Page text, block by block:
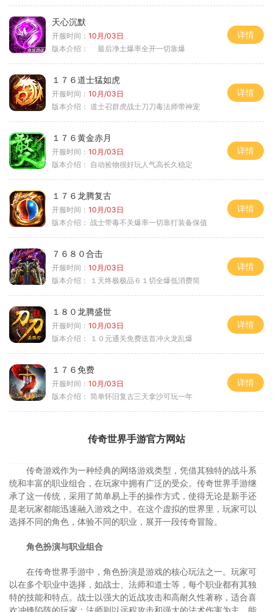
天心沉默
开服时间： 10月/03日
版本介绍：
最后净土爆率全开一切靠爆
详情
１７６道士猛如虎
开服时间： 10月/03日
版本介绍： 道士召群虎战士刀刀毒法师带神宠
详情
１７６黄金赤月
开服时间： 10月/03日
版本介绍： 自动捡物很好玩人气高长久稳定
详情
１７６龙腾复古
开服时间： 10月/03日
版本介绍： 战士带毒不关爆率一切靠打装备保值
详情
７６８０合击
开服时间： 10月/03日
版本介绍：
１天终极极品６１切全爆低消费简
详情
１８０龙腾盛世
开服时间： 10月/03日
版本介绍：
１０元通关免费送首冲火龙乱爆
详情
１７６免费
开服时间： 10月/03日
版本介绍： 简单怀旧复古三天拿沙可玩一年
详情
传奇世界手游官方网站
传奇游戏作为一种经典的网络游戏类型，凭借其独特的战斗系
统和丰富的职业组合，在玩家中拥有广泛的受众。传奇世界手游继
承了这一传统，采用了简单易上手的操作方式，使得无论是新手还
是老玩家都能迅速融入游戏之中。在这个虚拟的世界里，玩家可以
选择不同的角色，体验不同的职业，展开一段传奇冒险。
角色扮演与职业组合
在传奇世界手游中，角色扮演是游戏的核心玩法之一。玩家可
以在多个职业中选择，如战士、法师和道士等，每个职业都有其独
特的技能和特点。战士以强大的近战攻击和高耐久性著称，适合喜
欢冲锋陷阵的玩家；法师则以远程攻击和强大的法术伤害为主，能